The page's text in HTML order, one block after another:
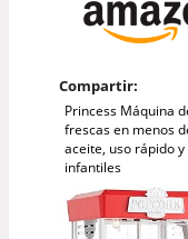
Compartir:
Princess Máquina
frescas en menos
aceite, uso rápido
infantiles